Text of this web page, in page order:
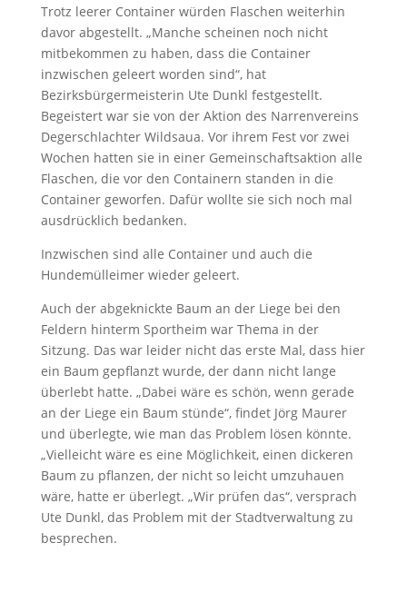
Trotz leerer Container würden Flaschen weiterhin
davor abgestellt. „Manche scheinen noch nicht
mitbekommen zu haben, dass die Container
inzwischen geleert worden sind“, hat
Bezirksbürgermeisterin Ute Dunkl festgestellt.
Begeistert war sie von der Aktion des Narrenvereins
Degerschlachter Wildsaua. Vor ihrem Fest vor zwei
Wochen hatten sie in einer Gemeinschaftsaktion alle
Flaschen, die vor den Containern standen in die
Container geworfen. Dafür wollte sie sich noch mal
ausdrücklich bedanken.
Inzwischen sind alle Container und auch die
Hundemülleimer wieder geleert.
Auch der abgeknickte Baum an der Liege bei den
Feldern hinterm Sportheim war Thema in der
Sitzung. Das war leider nicht das erste Mal, dass hier
ein Baum gepflanzt wurde, der dann nicht lange
überlebt hatte. „Dabei wäre es schön, wenn gerade
an der Liege ein Baum stünde“, findet Jörg Maurer
und überlegte, wie man das Problem lösen könnte.
„Vielleicht wäre es eine Möglichkeit, einen dickeren
Baum zu pflanzen, der nicht so leicht umzuhauen
wäre, hatte er überlegt. „Wir prüfen das“, versprach
Ute Dunkl, das Problem mit der Stadtverwaltung zu
besprechen.